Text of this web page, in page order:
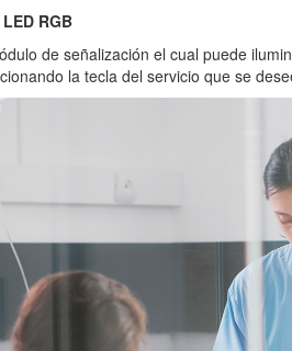
RGB
de señalización el cual puede
la tecla del servicio que se